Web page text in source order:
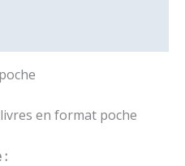
en format poche
: